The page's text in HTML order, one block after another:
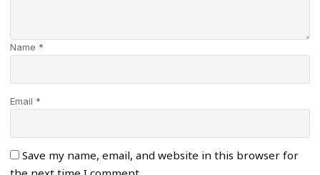
Name *
Email *
Save my name, email, and website in this browser for